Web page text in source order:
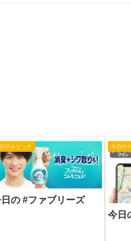
のトピック
の #ファブリーズ
今日の
今日